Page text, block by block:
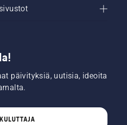
päivityksiä, uutisia, ideoita
KULUTTAJA